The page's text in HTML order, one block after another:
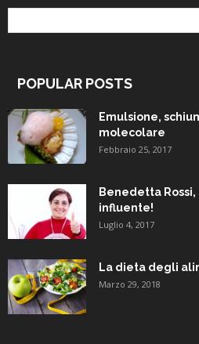
POPULAR POSTS
Emulsione,
molecolare
Febbraio 25, 2017
Benedetta
influente!
Luglio 4, 2017
La dieta degli
Marzo 29, 2018